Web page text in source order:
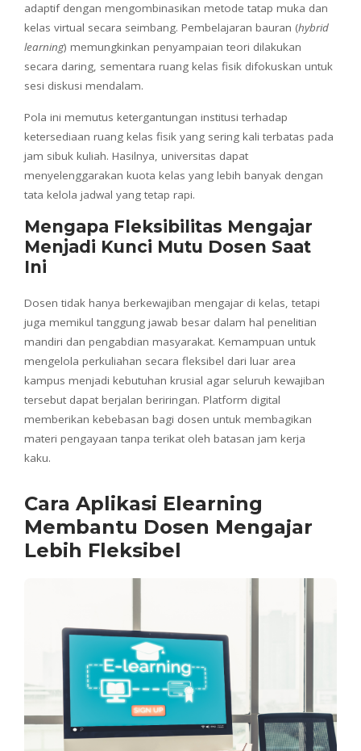
adaptif dengan mengombinasikan metode tatap muka dan
kelas virtual secara seimbang. Pembelajaran bauran (hybrid
learning) memungkinkan penyampaian teori dilakukan
secara daring, sementara ruang kelas fisik difokuskan untuk
sesi diskusi mendalam.
Pola ini memutus ketergantungan institusi terhadap
ketersediaan ruang kelas fisik yang sering kali terbatas pada
jam sibuk kuliah. Hasilnya, universitas dapat
menyelenggarakan kuota kelas yang lebih banyak dengan
tata kelola jadwal yang tetap rapi.
Mengapa Fleksibilitas Mengajar
Menjadi Kunci Mutu Dosen Saat
Ini
Dosen tidak hanya berkewajiban mengajar di kelas, tetapi
juga memikul tanggung jawab besar dalam hal penelitian
mandiri dan pengabdian masyarakat. Kemampuan untuk
mengelola perkuliahan secara fleksibel dari luar area
kampus menjadi kebutuhan krusial agar seluruh kewajiban
tersebut dapat berjalan beriringan. Platform digital
memberikan kebebasan bagi dosen untuk membagikan
materi pengayaan tanpa terikat oleh batasan jam kerja
kaku.
Cara Aplikasi Elearning
Membantu Dosen Mengajar
Lebih Fleksibel